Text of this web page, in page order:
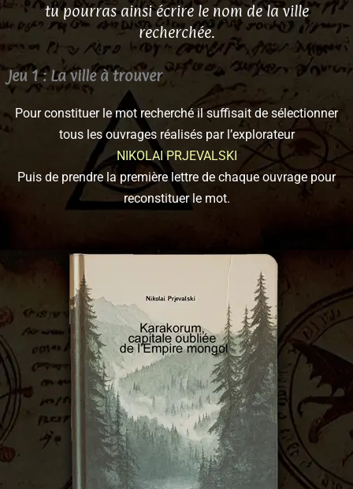
tu pourras ainsi écrire le nom de la ville
recherchée.
Jeu 1 : La ville à trouver
Pour constituer le mot recherché il suffisait de sélectionner
tous les ouvrages réalisés par l’explorateur
NIKOLAI PRJEVALSKI
Puis de prendre la première lettre de chaque ouvrage pour
reconstituer le mot.